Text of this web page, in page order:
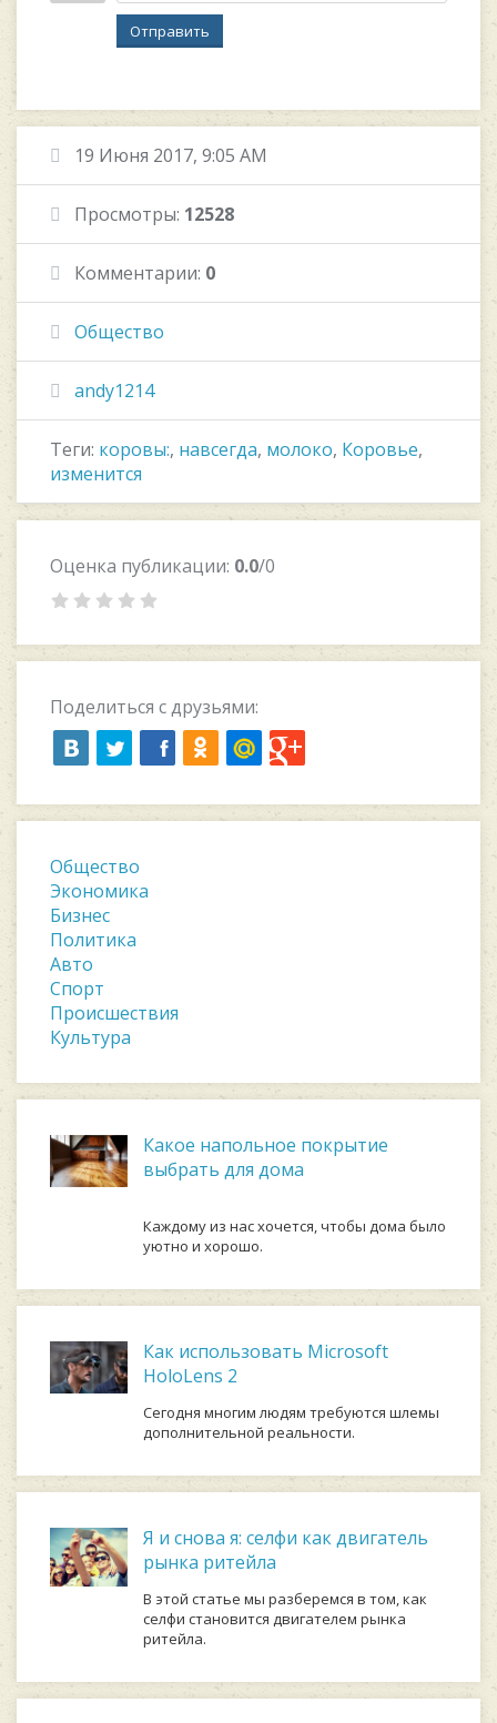
Отправить
19 Июня 2017, 9:05 AM
Просмотры: 12528
Комментарии: 0
Общество
andy1214
Теги: коровы:, навсегда, молоко, Коровье,
изменится
Оценка публикации: 0.0/0
Поделиться с друзьями:
Общество
Экономика
Бизнес
Политика
Авто
Спорт
Происшествия
Культура
Какое напольное покрытие
выбрать для дома
Каждому из нас хочется, чтобы дома было
уютно и хорошо.
Как использовать Microsoft
HoloLens 2
Сегодня многим людям требуются шлемы
дополнительной реальности.
Я и снова я: селфи как двигатель
рынка ритейла
В этой статье мы разберемся в том, как
селфи становится двигателем рынка
ритейла.